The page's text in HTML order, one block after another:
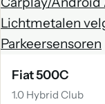
Fiat 500C
1.0 Hybrid Club